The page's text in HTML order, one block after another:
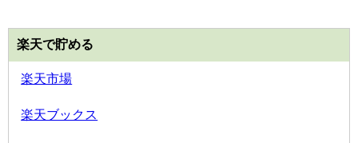
楽天で貯める
楽天市場
楽天ブックス